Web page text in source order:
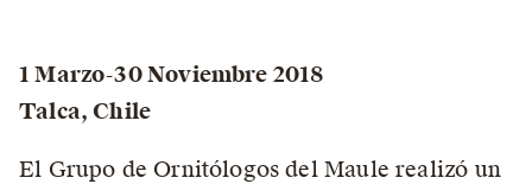
1 Marzo-30 Noviembre 2018
Talca, Chile
El Grupo de Ornitólogos del Maule realizó un